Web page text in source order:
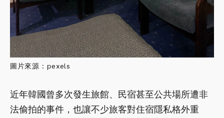
圖片來源：pexels
近年韓國曾多次發生旅館、民宿甚至公共場所遭非
法偷拍的事件，也讓不少旅客對住宿隱私格外重